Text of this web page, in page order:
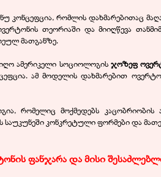
კონცეფცია, რომლის დახმარებითაც
თეორიაში და მიიღწევა
მათგანზე.
ამერიკელი სოციოლოგის ჯოზეფ
ამ მოდელის დახმარებით
რომელიც მოქმედებს
კონკრეტული ფორმები და
ფანჯარა და მისი